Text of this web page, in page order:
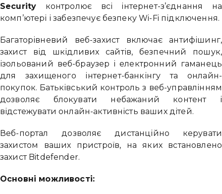
Security контролює всі інтернет-з’єднання на
комп’ютері і забезпечує безпеку Wi-Fi підключення.
Багаторівневий веб-захист включає антифішинг,
захист від шкідливих сайтів, безпечний пошук,
ізольований веб-браузер і електронний гаманець
для захищеного інтернет-банкінгу та онлайн-
покупок. Батьківський контроль з веб-управлінням
дозволяє блокувати небажаний контент і
відстежувати онлайн-активність ваших дітей.
Веб-портал дозволяє дистанційно керувати
захистом ваших пристроїв, на яких встановлено
захист Bitdefender.
Основні можливості: